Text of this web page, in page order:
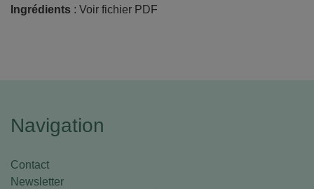
Ingrédients : Voir fichier PDF
Navigation
Contact
Newsletter